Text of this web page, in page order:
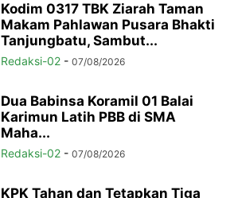
Kodim 0317 TBK Ziarah Taman
Makam Pahlawan Pusara Bhakti
Tanjungbatu, Sambut...
Redaksi-02 - 07/08/2026
Dua Babinsa Koramil 01 Balai
Karimun Latih PBB di SMA
Maha...
Redaksi-02 - 07/08/2026
KPK Tahan dan Tetapkan Tiga